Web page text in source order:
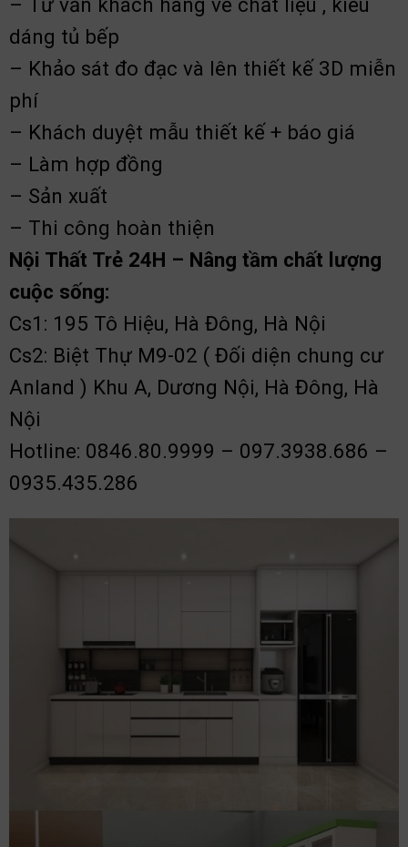
dáng tủ bếp
– Khảo sát đo đạc và lên thiết kế 3D miễn
phí
– Khách duyệt mẫu thiết kế + báo giá
– Làm hợp đồng
– Sản xuất
– Thi công hoàn thiện
Nội Thất Trẻ 24H – Nâng tầm chất lượng
cuộc sống:
Cs1: 195 Tô Hiệu, Hà Đông, Hà Nội
Cs2: Biệt Thự M9-02 ( Đối diện chung cư
Anland ) Khu A, Dương Nội, Hà Đông, Hà
Nội
Hotline: 0846.80.9999 – 097.3938.686 –
0935.435.286